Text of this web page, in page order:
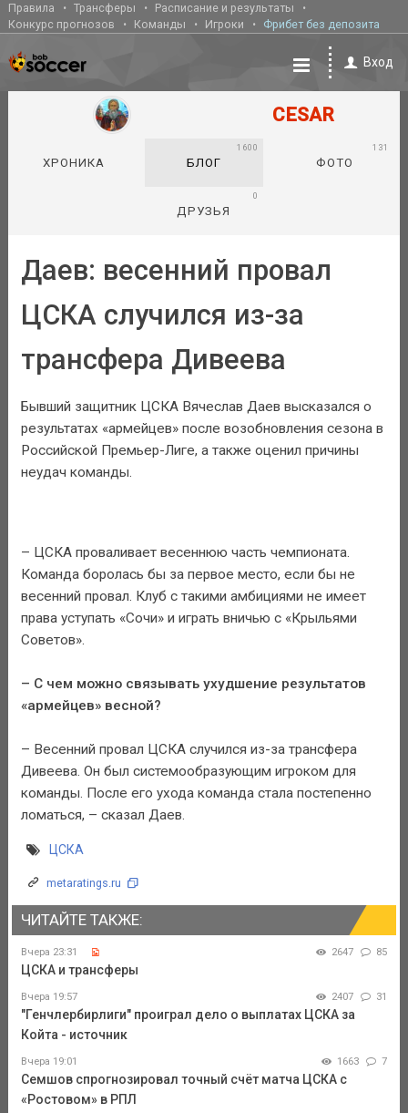
Правила Трансферы
Расписание и результаты
Конкурс прогнозов
Команды Игроки Фрибет без депозита
Вход
CESAR
ХРОНИКА БЛОГ
1600
ФОТО
131
ДРУЗЬЯ
0
Даев: весенний провал
ЦСКА случился из-за
трансфера Дивеева
Бывший защитник ЦСКА Вячеслав Даев высказался о
результатах «армейцев» после возобновления сезона в
Российской Премьер-Лиге, а также оценил причины
неудач команды.
– ЦСКА проваливает весеннюю часть чемпионата.
Команда боролась бы за первое место, если бы не
весенний провал. Клуб с такими амбициями не имеет
права уступать «Сочи» и играть вничью с «Крыльями
Советов».
– С чем можно связывать ухудшение результатов
«армейцев» весной?
– Весенний провал ЦСКА случился из-за трансфера
Дивеева. Он был системообразующим игроком для
команды. После его ухода команда стала постепенно
ломаться, – сказал Даев.
ЦСКА
metaratings.ru
ЧИТАЙТЕ ТАКЖЕ:
Вчера 23:31 2647 85
ЦСКА и трансферы
Вчера 19:57 2407 31
"Генчлербирлиги" проиграл дело о выплатах ЦСКА за
Койта - источник
Вчера 19:01 1663 7
Семшов спрогнозировал точный счёт матча ЦСКА с
«Ростовом» в РПЛ